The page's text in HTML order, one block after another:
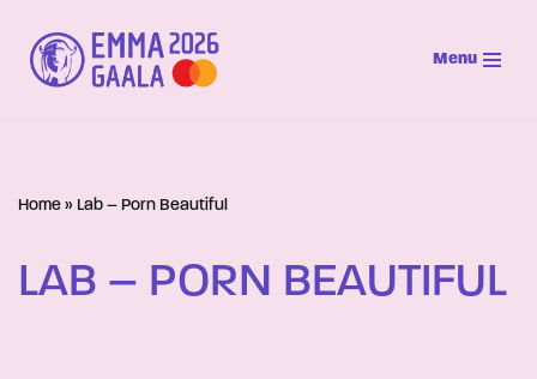
Siirry
suoraan
Menu
Home » Lab – Porn Beautiful
LAB – PORN BEAUTIFUL